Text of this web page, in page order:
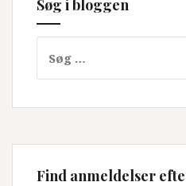
Søg i bloggen
efter:
Find anmeldelser